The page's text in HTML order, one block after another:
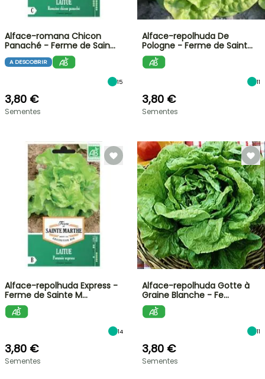
Alface-romana Chicon
Panaché - Ferme de Sain…
A DESCOBRIR
15
3,80 €
Sementes
Alface-repolhuda De
Pologne - Ferme de Saint…
11
3,80 €
Sementes
Alface-repolhuda Express -
Ferme de Sainte M…
14
3,80 €
Sementes
Alface-repolhuda Gotte à
Graine Blanche - Fe…
11
3,80 €
Sementes